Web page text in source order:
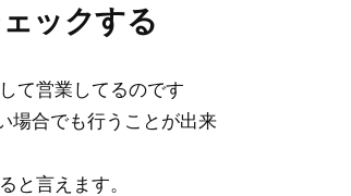
ックする
て営業してるのです
場合でも行うことが出来
と言えます。